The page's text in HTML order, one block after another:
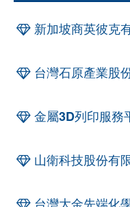
新加坡商英彼克
台灣石原產業股
金屬3D列印服務
山衛科技股份有